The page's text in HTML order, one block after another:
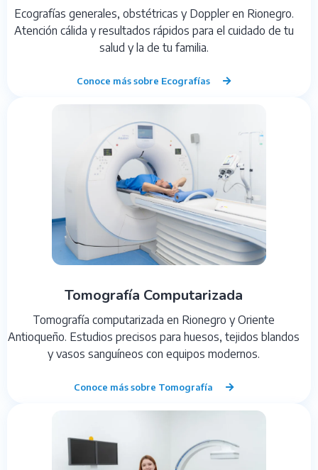
Ecografías generales, obstétricas y Doppler en Rionegro.
Atención cálida y resultados rápidos para el cuidado de tu
salud y la de tu familia.
Conoce más sobre Ecografías
Tomografía Computarizada
Tomografía computarizada en Rionegro y Oriente
Antioqueño. Estudios precisos para huesos, tejidos blandos
y vasos sanguíneos con equipos modernos.
Conoce más sobre Tomografía